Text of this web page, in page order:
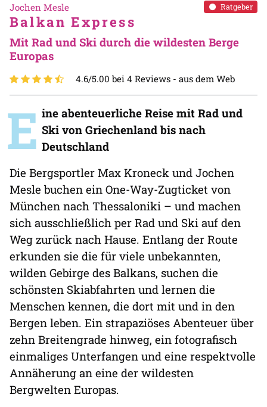
Ratgeber
Jochen Mesle
Balkan Express
Mit Rad und Ski durch die wildesten Berge
Europas
4.6/5.00 bei 4 Reviews - aus dem Web
E ine abenteuerliche Reise mit Rad und
Ski von Griechenland bis nach
Deutschland
Die Bergsportler Max Kroneck und Jochen
Mesle buchen ein One-Way-Zugticket von
München nach Thessaloniki – und machen
sich ausschließlich per Rad und Ski auf den
Weg zurück nach Hause. Entlang der Route
erkunden sie die für viele unbekannten,
wilden Gebirge des Balkans, suchen die
schönsten Skiabfahrten und lernen die
Menschen kennen, die dort mit und in den
Bergen leben. Ein strapaziöses Abenteuer über
zehn Breitengrade hinweg, ein fotografisch
einmaliges Unterfangen und eine respektvolle
Annäherung an eine der wildesten
Bergwelten Europas.